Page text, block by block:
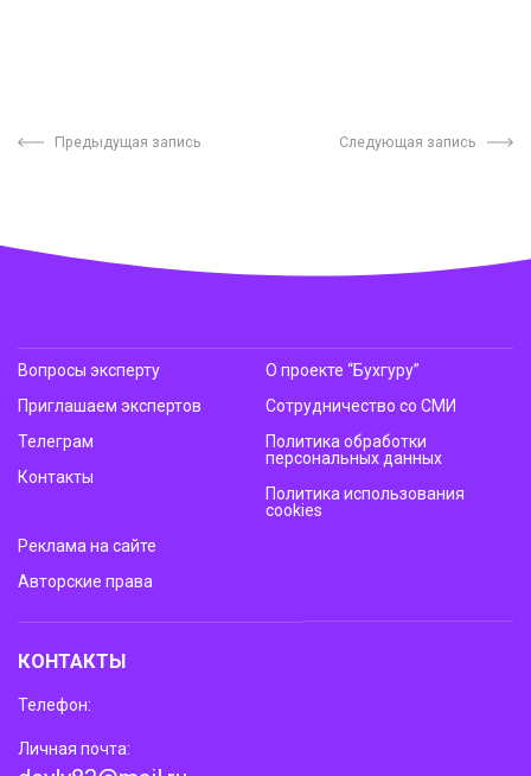
Предыдущая запись Следующая запись
Вопросы эксперту
Приглашаем экспертов
Телеграм
Контакты
О проекте “Бухгуру”
Сотрудничество со СМИ
Политика обработки
персональных данных
Политика использования
cookies
Реклама на сайте
Авторские права
КОНТАКТЫ
Телефон:
Личная почта: